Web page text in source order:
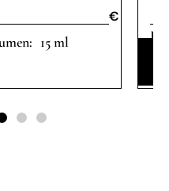
€
15 ml